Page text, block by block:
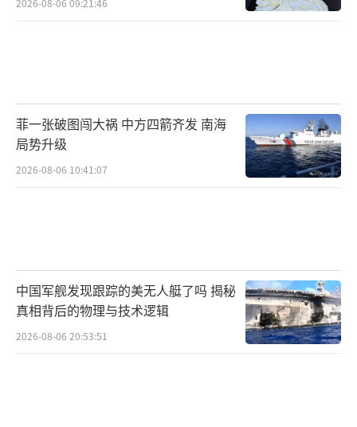
2026-08-06 09:21:46
菲一张破图闯大祸 中方四箭齐发 南海
局势升级
2026-08-06 10:41:07
中国军舰发现跟踪的美无人艇了吗 揭秘
真相背后的物理与技术逻辑
2026-08-06 20:53:51